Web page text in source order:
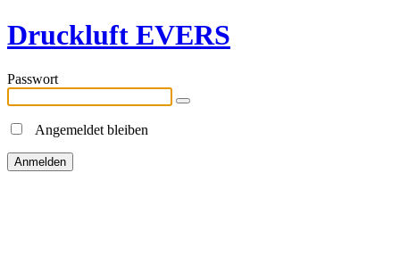
Druckluft EVERS
Passwort
Angemeldet bleiben